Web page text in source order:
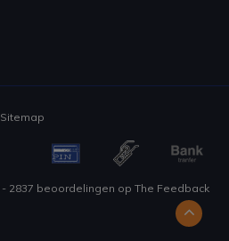
Sitemap
- 2837 beoordelingen op The Feedback